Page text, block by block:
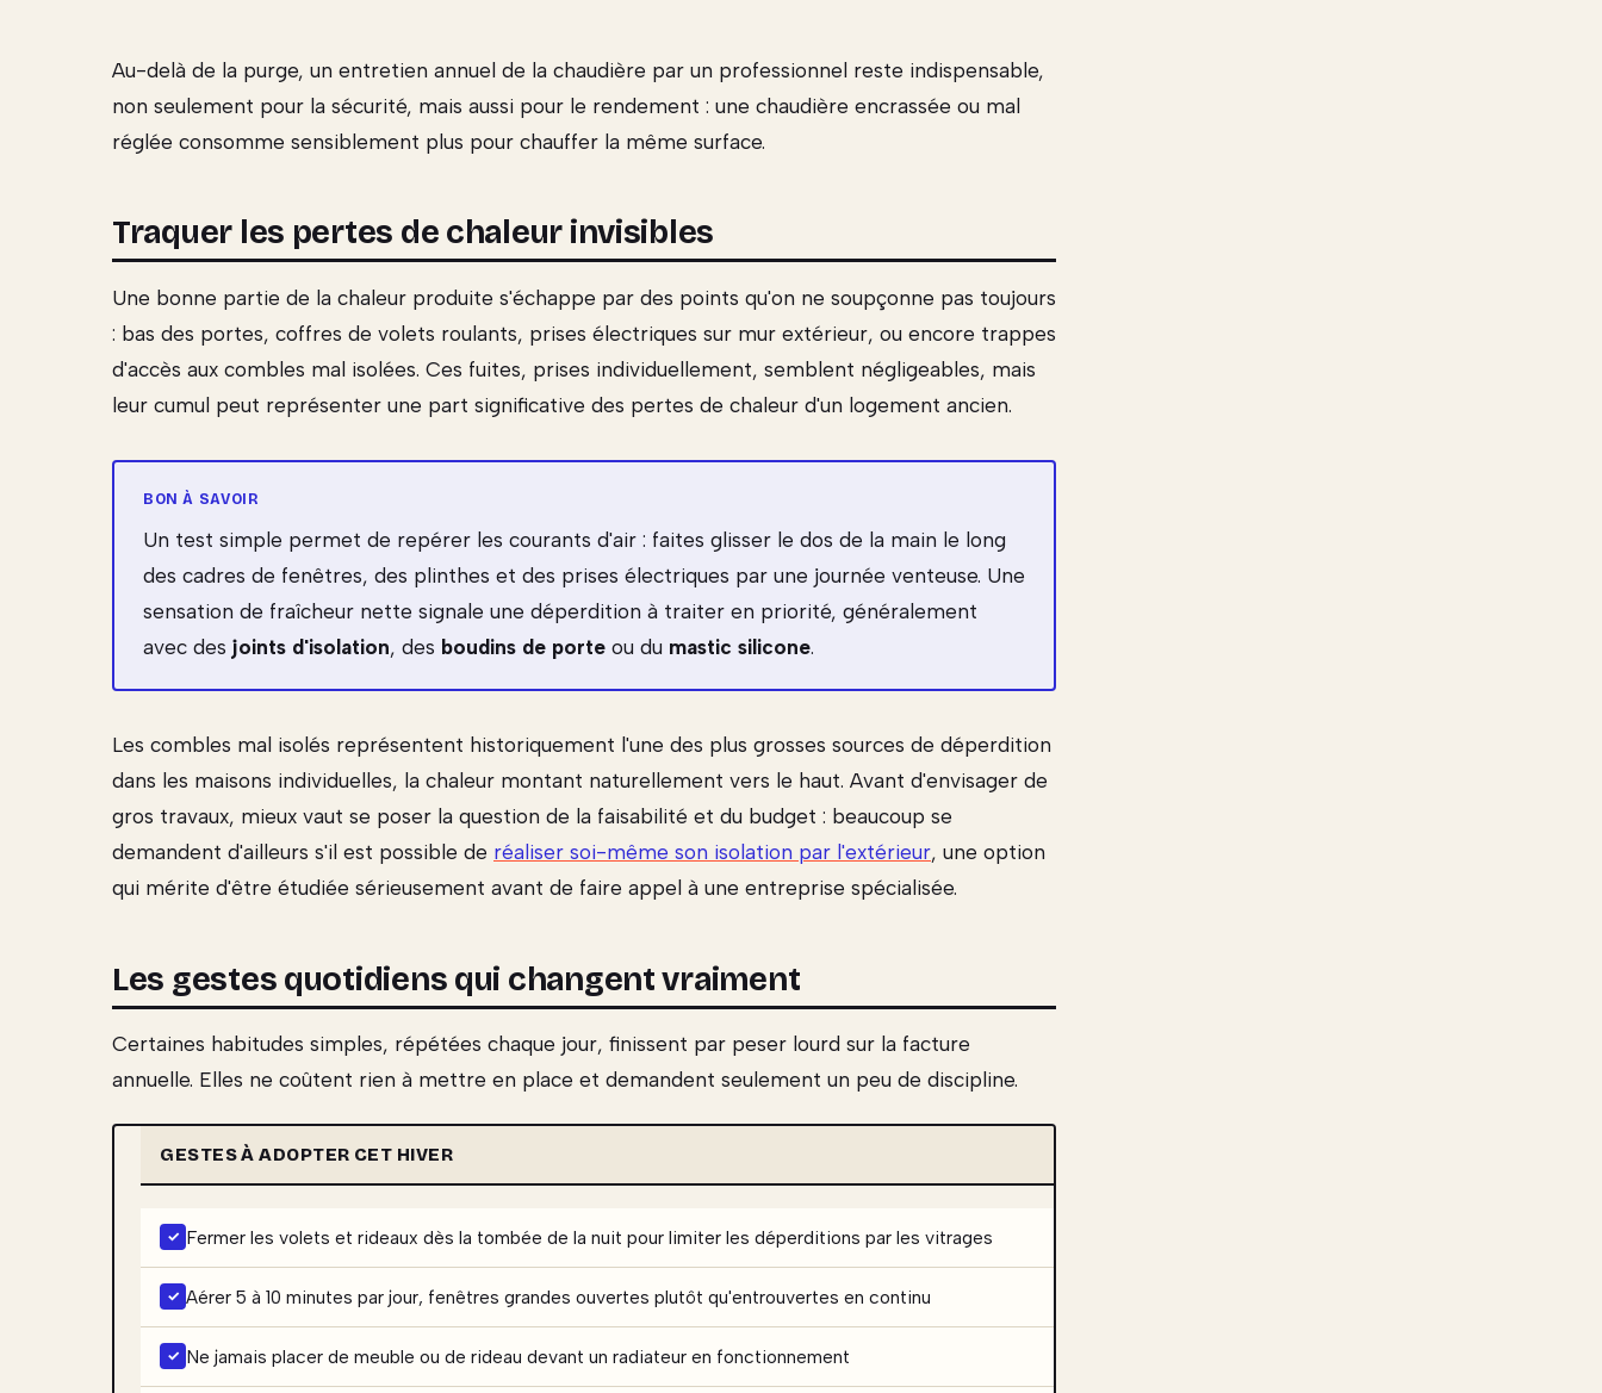
Au-delà de la purge, un entretien annuel de la chaudière par un professionnel reste indispensable,
non seulement pour la sécurité, mais aussi pour le rendement : une chaudière encrassée ou mal
réglée consomme sensiblement plus pour chauffer la même surface.
Traquer les pertes de chaleur invisibles
Une bonne partie de la chaleur produite s'échappe par des points qu'on ne soupçonne pas toujours
: bas des portes, coffres de volets roulants, prises électriques sur mur extérieur, ou encore trappes
d'accès aux combles mal isolées. Ces fuites, prises individuellement, semblent négligeables, mais
leur cumul peut représenter une part significative des pertes de chaleur d'un logement ancien.
Un test simple permet de repérer les courants d'air : faites glisser le dos de la main le long
des cadres de fenêtres, des plinthes et des prises électriques par une journée venteuse. Une
sensation de fraîcheur nette signale une déperdition à traiter en priorité, généralement
avec des joints d'isolation, des boudins de porte ou du mastic silicone.
Les combles mal isolés représentent historiquement l'une des plus grosses sources de déperdition
dans les maisons individuelles, la chaleur montant naturellement vers le haut. Avant d'envisager de
gros travaux, mieux vaut se poser la question de la faisabilité et du budget : beaucoup se
demandent d'ailleurs s'il est possible de réaliser soi-même son isolation par l'extérieur, une option
qui mérite d'être étudiée sérieusement avant de faire appel à une entreprise spécialisée.
Les gestes quotidiens qui changent vraiment
Certaines habitudes simples, répétées chaque jour, finissent par peser lourd sur la facture
annuelle. Elles ne coûtent rien à mettre en place et demandent seulement un peu de discipline.
GESTES À ADOPTER CET HIVER
Fermer les volets et rideaux dès la tombée de la nuit pour limiter les déperditions par les vitrages
Aérer 5 à 10 minutes par jour, fenêtres grandes ouvertes plutôt qu'entrouvertes en continu
Ne jamais placer de meuble ou de rideau devant un radiateur en fonctionnement